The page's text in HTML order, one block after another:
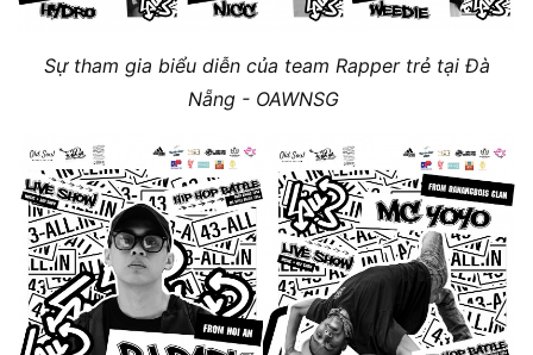
Sự tham gia biểu diễn của team Rapper trẻ tại Đà
Nẵng - OAWNSG